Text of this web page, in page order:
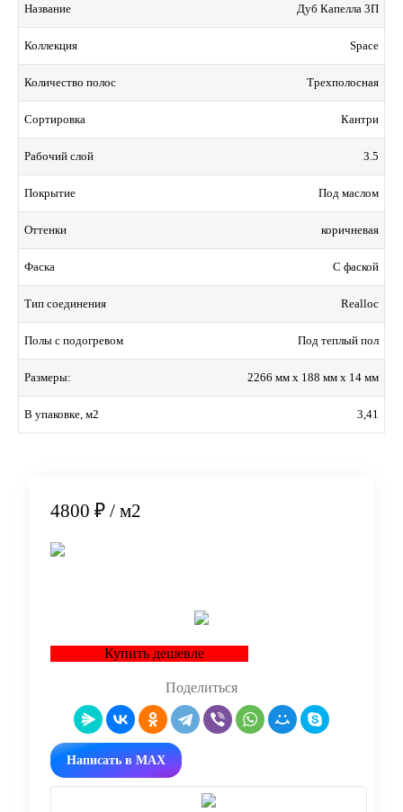
Название Дуб Капелла 3П
Коллекция Space
Количество полос Трехполосная
Сортировка Кантри
Рабочий слой 3.5
Покрытие Под маслом
Оттенки коричневая
Фаска С фаской
Тип соединения Realloc
Полы с подогревом Под теплый пол
Размеры: 2266 мм x 188 мм x 14 мм
В упаковке, м2 3,41
4800 ₽ / м2
Купить дешевле
Поделиться
Написать в MAX